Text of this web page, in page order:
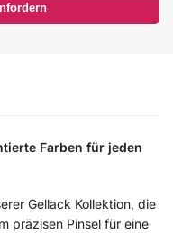
Farben für jeden
Gellack Kollektion, die
präzisen Pinsel für eine